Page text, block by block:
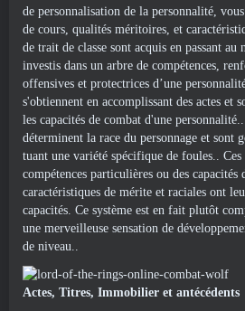
de personnalisation de la personnalité,
de cours, qualités méritoires, et
de trait de classe sont acquis en passant au
investis dans un arbre de compétences,
offensives et protectrices d’une
s'obtiennent en accomplissant des actes et
les capacités de combat d'une
déterminent la race du personnage et sont
tuant une variété spécifique de foules..
compétences particulières ou des capacités
caractéristiques de mérite et raciales ont
capacités. Ce système est en fait plutôt
une merveilleuse sensation de
de niveau..
Actes, Titres, Immobilier et antécédents